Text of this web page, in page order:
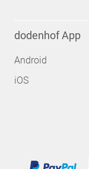
dodenhof App
Android
iOS